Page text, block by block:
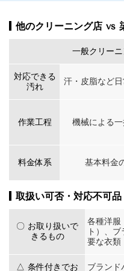
他のクリーニング店 vs
一般クリー
対応できる
汚れ
汗・皮脂など
作業工程 機械による
料金体系 基本料金
取扱い可否・対応不可品
〇 お取り扱いで
きるもの
各種洋服
ト）、
要な衣類
△ 条件付きでお ブランド